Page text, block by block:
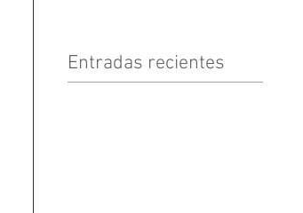
Entradas recientes